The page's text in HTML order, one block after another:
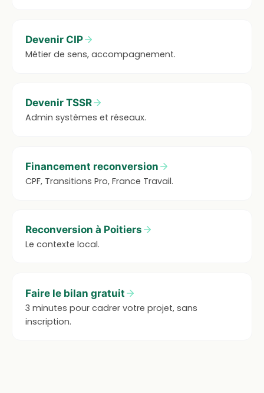
Devenir CIP
Métier de sens, accompagnement.
Devenir TSSR
Admin systèmes et réseaux.
Financement reconversion
CPF, Transitions Pro, France Travail.
Reconversion à Poitiers
Le contexte local.
Faire le bilan gratuit
3 minutes pour cadrer votre projet, sans
inscription.